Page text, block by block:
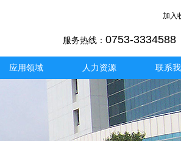
加入
服务热线： 0753-3334588
应用领域 人力资源 联系